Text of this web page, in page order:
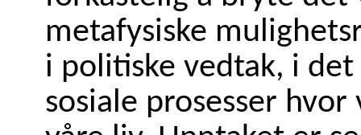
metafysiske
i politiske vedtak, i
sosiale prosesser